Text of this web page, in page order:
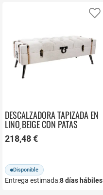
DESCALZADORA TAPIZADA EN
LINO BEIGE CON PATAS
METÁLICAS MB-131132
218,48 €
Disponible
Entrega estimada:8días hábiles